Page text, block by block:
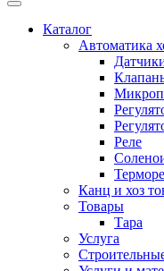
Каталог
Автоматика
Реле
Канц и хоз
Товары
Тара
Услуга